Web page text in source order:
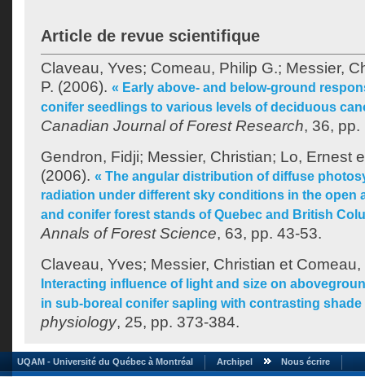
Article de revue scientifique
Claveau, Yves; Comeau, Philip G.; Messier,
P. (2006). « Early above- and below-ground
conifer seedlings to various levels of deciduous
Canadian Journal of Forest Research, 36,
Gendron, Fidji; Messier, Christian; Lo, Ernest
(2006). « The angular distribution of diffuse
radiation under different sky conditions in the open
and conifer forest stands of Quebec and British
Annals of Forest Science, 63, pp. 43-53.
Claveau, Yves; Messier, Christian et Comeau,
Interacting influence of light and size on
in sub-boreal conifer sapling with contrasting shade
physiology, 25, pp. 373-384.
UQAM - Université du Québec à Montréal Archipel Nous écrire